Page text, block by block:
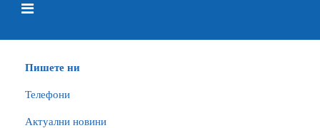
Пишете ни
Телефони
Актуални новини